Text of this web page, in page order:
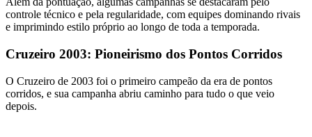
controle técnico e pela regularidade, com equipes dominando rivais
e imprimindo estilo próprio ao longo de toda a temporada.
Cruzeiro 2003: Pioneirismo dos Pontos Corridos
O Cruzeiro de 2003 foi o primeiro campeão da era de pontos
corridos, e sua campanha abriu caminho para tudo o que veio
depois.